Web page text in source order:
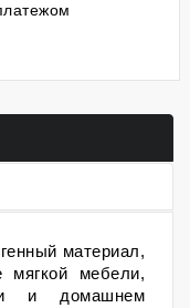
материал,
мягкой мебели,
и домашнем